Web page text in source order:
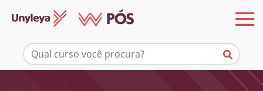
Mais informações